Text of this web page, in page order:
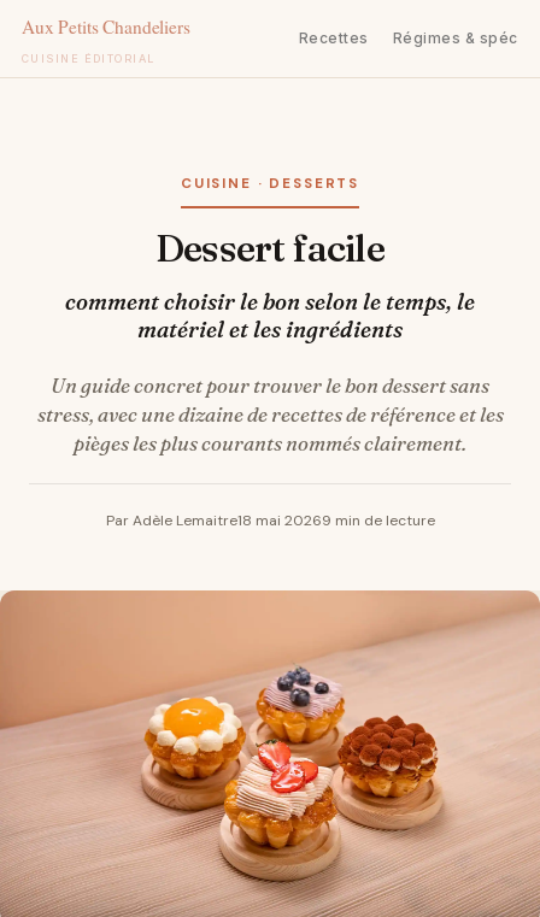
CUISINE ÉDITORIAL
Recettes Régimes &
CUISINE · DESSERTS
Dessert facile
comment choisir le bon selon le temps, le
matériel et les ingrédients
Un guide concret pour trouver le bon dessert sans
stress, avec une dizaine de recettes de référence et les
pièges les plus courants nommés clairement.
Par Adèle Lemaitre18 mai 20269 min de lecture